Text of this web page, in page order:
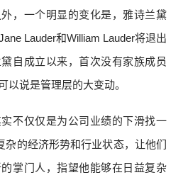
，一个明显的变化是，雅诗兰黛
Lauder和William Lauder将退出
自成立以来，首次没有家族成员
以说是管理层的大变动。
不仅仅是为公司业绩的下滑找一
杂的经济形势和行业状态，让他们
掌门人，指望他能够在日益复杂